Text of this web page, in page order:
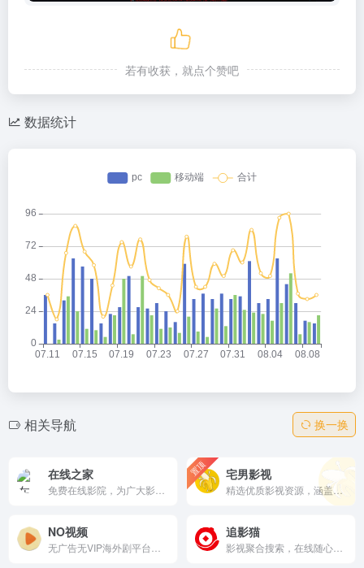
若有收获，就点个赞吧
数据统计
相关导航 换一换
在线之家 置顶 宅男影视
精选优质影视资源，涵盖电影、电视剧、综艺与动漫等热门内容，更新及时，播放流畅，支持多终端便捷观看。提供清晰分类与快速搜索，帮助用户轻松发现精彩影片，打造更高效的在线观影体验。
NO视频 追影猫